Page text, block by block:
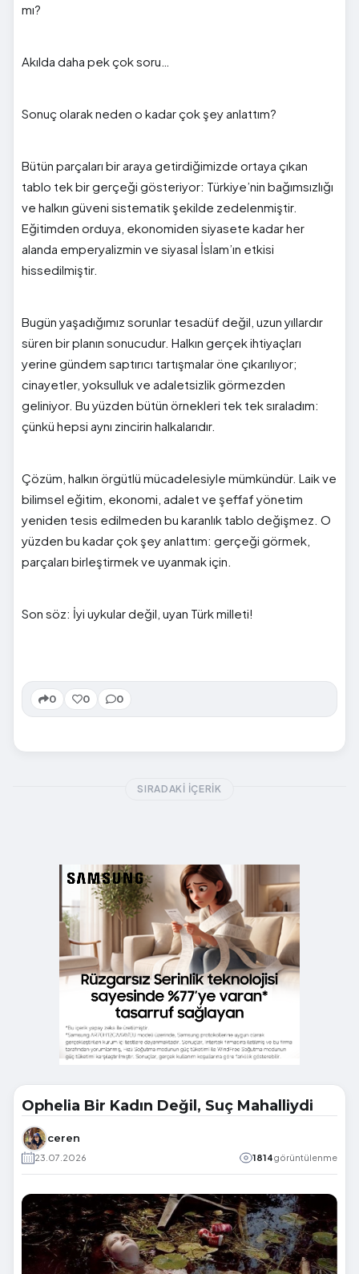
mı?
Akılda daha pek çok soru…
Sonuç olarak neden o kadar çok şey anlattım?
Bütün parçaları bir araya getirdiğimizde ortaya çıkan
tablo tek bir gerçeği gösteriyor: Türkiye’nin bağımsızlığı
ve halkın güveni sistematik şekilde zedelenmiştir.
Eğitimden orduya, ekonomiden siyasete kadar her
alanda emperyalizmin ve siyasal İslam’ın etkisi
hissedilmiştir.
Bugün yaşadığımız sorunlar tesadüf değil, uzun yıllardır
süren bir planın sonucudur. Halkın gerçek ihtiyaçları
yerine gündem saptırıcı tartışmalar öne çıkarılıyor;
cinayetler, yoksulluk ve adaletsizlik görmezden
geliniyor. Bu yüzden bütün örnekleri tek tek sıraladım:
çünkü hepsi aynı zincirin halkalarıdır.
Çözüm, halkın örgütlü mücadelesiyle mümkündür. Laik ve
bilimsel eğitim, ekonomi, adalet ve şeffaf yönetim
yeniden tesis edilmeden bu karanlık tablo değişmez. O
yüzden bu kadar çok şey anlattım: gerçeği görmek,
parçaları birleştirmek ve uyanmak için.
Son söz: İyi uykular değil, uyan Türk milleti!
0 0 0
SIRADAKI İÇERIK
Ophelia Bir Kadın Değil, Suç Mahalliydi
ceren
23.07.2026 1814görüntülenme